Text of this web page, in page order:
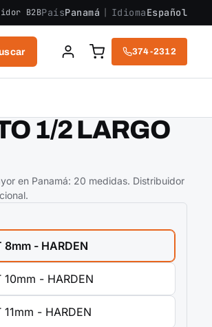
B2BPaísPanamá | IdiomaEspañol
374-2312
1/2 LARGO
en Panamá: 20 medidas. Distribuidor
8mm - HARDEN
10mm - HARDEN
11mm - HARDEN